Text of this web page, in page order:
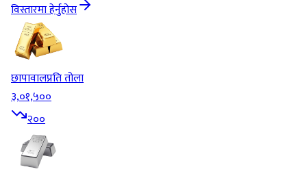
विस्तारमा हेर्नुहोस
छापावालप्रति तोला
३,०१,५००
२००